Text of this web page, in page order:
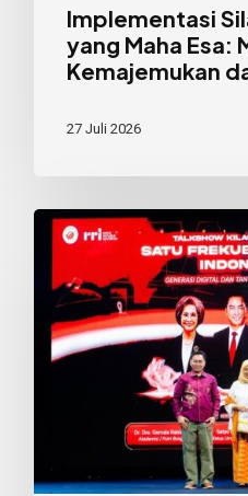
Implementasi
yang Maha Esa:
Kemajemukan
27 Juli 2026
Memaknai
Lahir
Pancasila:
Dari
Kebangsaan